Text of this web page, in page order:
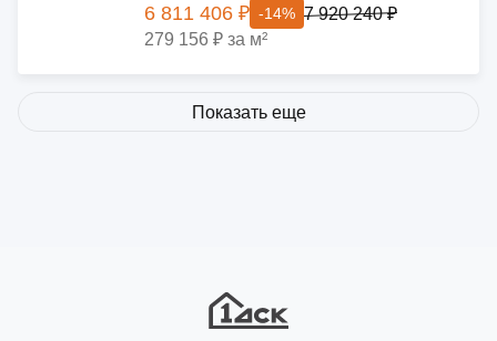
6 811 406 ₽ -14% 7 920 240 ₽
279 156 ₽ за м²
Показать еще